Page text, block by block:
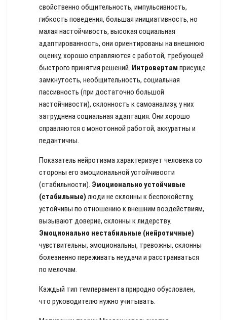
свойственно общительность, импульсивность,
гибкость поведения, большая инициативность, но
малая настойчивость, высокая социальная
адаптированность, они ориентированы на внешнюю
оценку, хорошо справляются с работой, требующей
быстрого принятия решений. Интровертам присуще
замкнутость, необщительность, социальная
пассивность (при достаточно большой
настойчивости), склонность к самоанализу, у них
затруднена социальная адаптация. Они хорошо
справляются с монотонной работой, аккуратны и
педантичны.
Показатель нейротизма характеризует человека со
стороны его эмоциональной устойчивости
(стабильности). Эмоционально устойчивые
(стабильные) люди не склонны к беспокойству,
устойчивы по отношению к внешним воздействиям,
вызывают доверие, склонны к лидерству.
Эмоционально нестабильные (нейротичные)
чувствительны, эмоциональны, тревожны, склонны
болезненно переживать неудачи и расстраиваться
по мелочам.
Каждый тип темперамента природно обусловлен,
что руководителю нужно учитывать.